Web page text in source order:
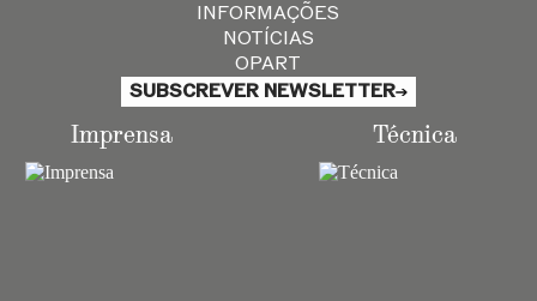
INFORMAÇÕES
NOTÍCIAS
OPART
SUBSCREVER NEWSLETTER
Imprensa Técnica